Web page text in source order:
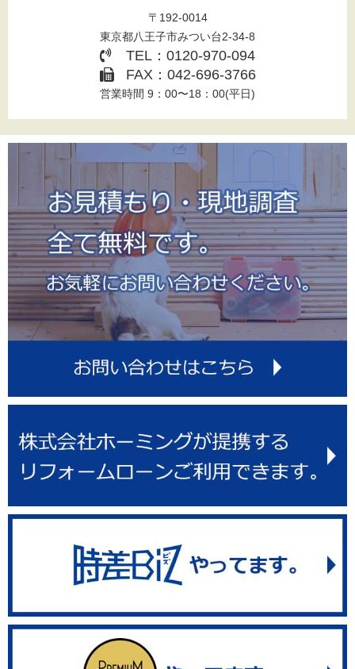
〒192-0014
東京都八王子市みつい台2-34-8
TEL：0120-970-094
FAX：042-696-3766
営業時間 9：00〜18：00(平日)